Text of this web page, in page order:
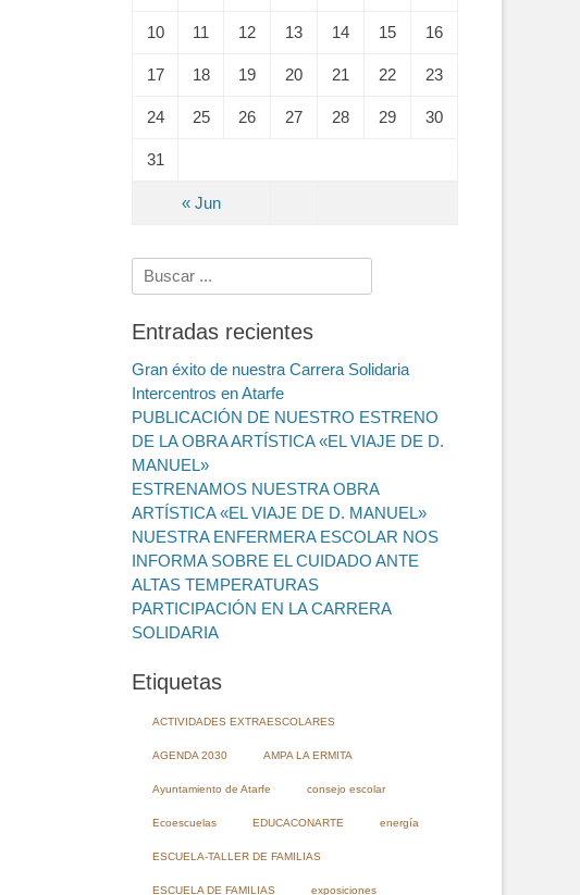
« Jun
10 11 12 13 14 15 16
17 18 19 20 21 22 23
24 25 26 27 28 29 30
31
Search
for:
Entradas recientes
Gran éxito de nuestra Carrera Solidaria
Intercentros en Atarfe
PUBLICACIÓN DE NUESTRO ESTRENO
DE LA OBRA ARTÍSTICA «EL VIAJE DE D.
MANUEL»
ESTRENAMOS NUESTRA OBRA
ARTÍSTICA «EL VIAJE DE D. MANUEL»
NUESTRA ENFERMERA ESCOLAR NOS
INFORMA SOBRE EL CUIDADO ANTE
ALTAS TEMPERATURAS
PARTICIPACIÓN EN LA CARRERA
SOLIDARIA
Etiquetas
ACTIVIDADES EXTRAESCOLARES
AGENDA 2030 AMPA LA ERMITA
Ayuntamiento de Atarfe consejo escolar
Ecoescuelas EDUCACONARTE energía
ESCUELA-TALLER DE FAMILIAS
ESCUELA DE FAMILIAS exposiciones